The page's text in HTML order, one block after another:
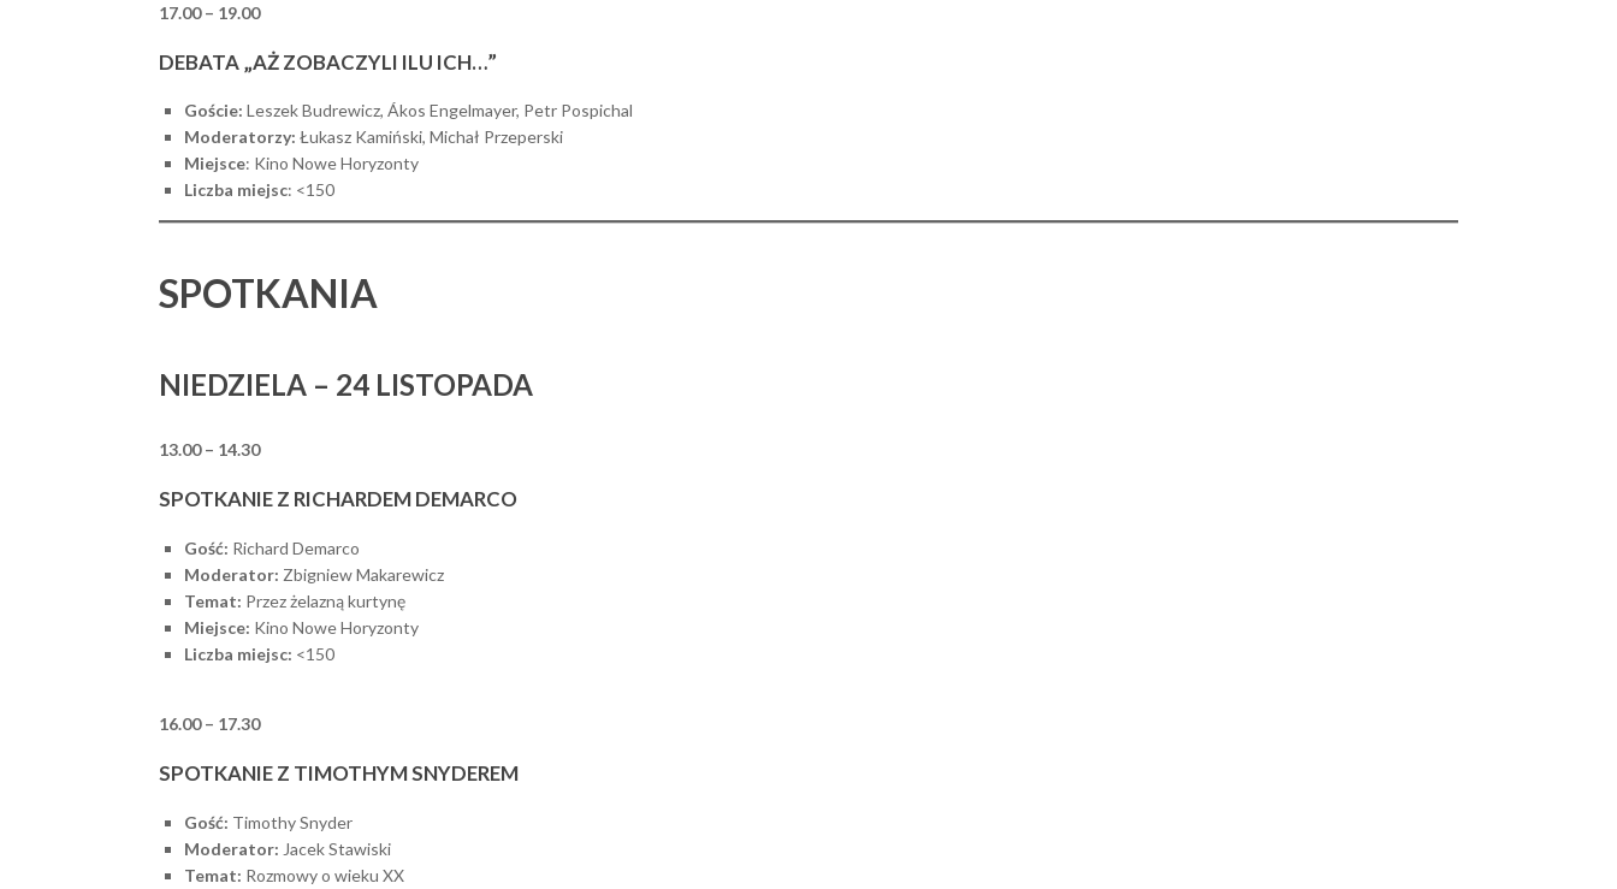
17.00 – 19.00
DEBATA „AŻ ZOBACZYLI ILU ICH…”
Goście: Leszek Budrewicz, Ákos Engelmayer, Petr Pospichal
Moderatorzy: Łukasz Kamiński, Michał Przeperski
Miejsce: Kino Nowe Horyzonty
Liczba miejsc: <150
SPOTKANIA
NIEDZIELA – 24 LISTOPADA
13.00 – 14.30
SPOTKANIE Z RICHARDEM DEMARCO
Gość: Richard Demarco
Moderator: Zbigniew Makarewicz
Temat: Przez żelazną kurtynę
Miejsce: Kino Nowe Horyzonty
Liczba miejsc: <150
16.00 – 17.30
SPOTKANIE Z TIMOTHYM SNYDEREM
Gość: Timothy Snyder
Moderator: Jacek Stawiski
Temat: Rozmowy o wieku XX